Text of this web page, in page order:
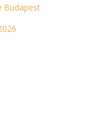
Budapest